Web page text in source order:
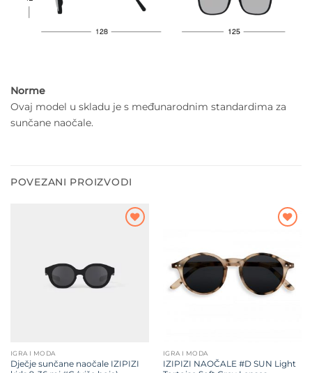
Norme
Ovaj model u skladu je s međunarodnim standardima za
sunčane naočale.
POVEZANI PROIZVODI
IGRA I MODA
Dječje sunčane naočale IZIPIZI
želja
IGRA I MODA
IZIPIZI NAOČALE #D SUN Light